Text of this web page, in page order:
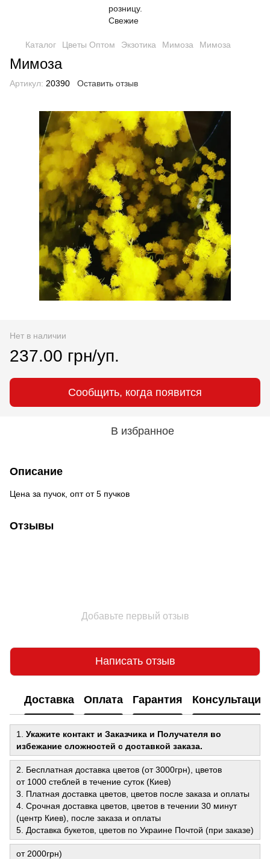
Каталог Цветы Оптом Экзотика Мимоза Мимоза
Мимоза
Артикул: 20390 Оставить отзыв
Нет в наличии
237.00 грн/уп.
Сообщить, когда появится
В избранное
Описание
Цена за пучок, опт от 5 пучков
Отзывы
Добавьте первый отзыв
Написать отзыв
Доставка Оплата Гарантия Консультация
1. Укажите контакт и Заказчика и Получателя во
избежание сложностей с доставкой заказа.
2. Бесплатная доставка цветов (от 3000грн), цветов
от 1000 стеблей в течение суток (Киев)
3. Платная доставка цветов, цветов после заказа и оплаты
4. Срочная доставка цветов, цветов в течении 30 минут
(центр Киев), после заказа и оплаты
5. Доставка букетов, цветов по Украине Почтой (при заказе)
от 2000грн)